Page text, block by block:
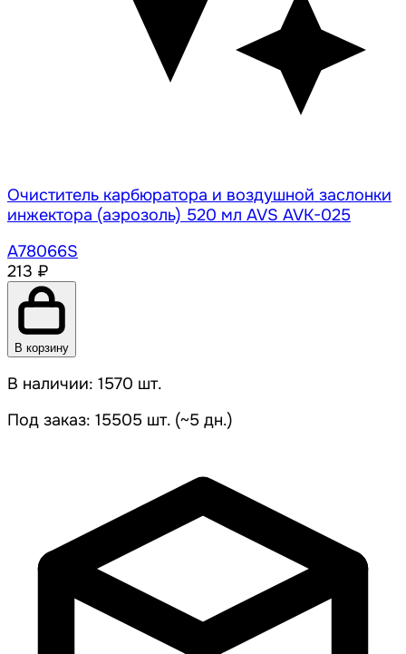
Очиститель карбюратора и воздушной заслонки
инжектора (аэрозоль) 520 мл AVS AVK-025
A78066S
213 ₽
В корзину
В наличии: 1570 шт.
Под заказ: 15505 шт. (~5 дн.)